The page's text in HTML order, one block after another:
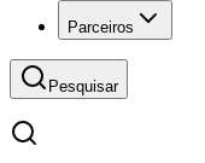
Parceiros
Pesquisar